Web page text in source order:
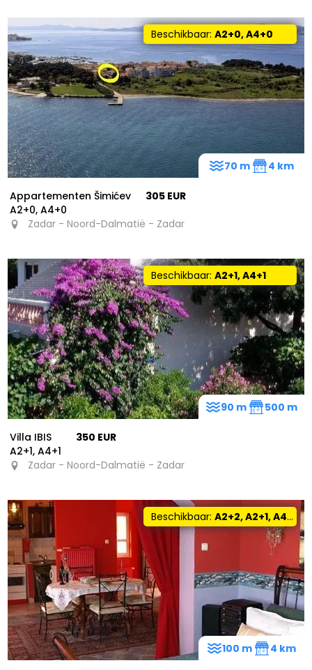
Beschikbaar:A2+0, A4+0
Appartementen Šimićev
A2+0, A4+0
305 EUR
Zadar - Noord-Dalmatië - Zadar
70 m 4 km
Beschikbaar:A2+1, A4+1
Villa IBIS
A2+1, A4+1
350 EUR
Zadar - Noord-Dalmatië - Zadar
90 m 500 m
Beschikbaar:A2+2, A2+1, A4+0
100 m 4 km